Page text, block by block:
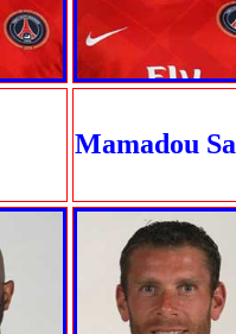
Mamadou